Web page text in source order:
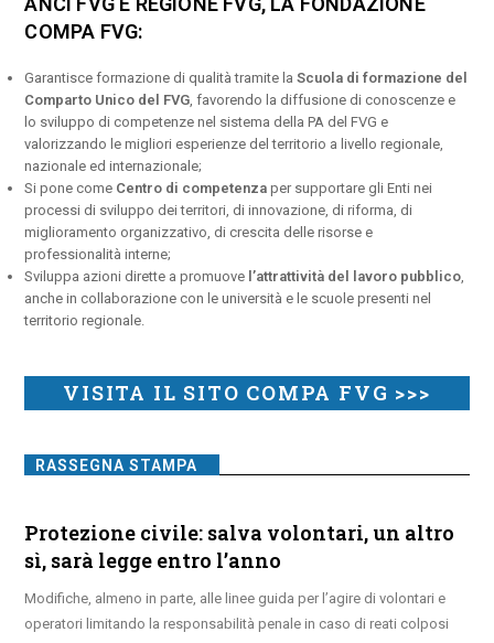
COMPA FVG:
Garantisce formazione di qualità tramite laScuola di formazione del
Comparto Unico del FVG , favorendo la diffusione di conoscenze e
lo sviluppo di competenze nel sistema della PA del FVG e
valorizzando le migliori esperienze del territorio a livello regionale,
nazionale ed internazionale;
Si pone come Centro di competenza per supportare gli Enti nei
processi di sviluppo dei territori, di innovazione, di riforma, di
miglioramento organizzativo, di crescita delle risorse e
professionalità interne;
Sviluppa azioni dirette a promuove l’attrattività del lavoro pubblico
anche in collaborazione con le università e le scuole presenti nel
territorio regionale.
VISITA IL SITO COMPA FVG >>>
RASSEGNA STAMPA
Protezione civile: salva volontari, un altro
sì, sarà legge entro l’anno
Modifiche, almeno in parte, alle linee guida per l’agire di volontari e
operatori limitando la responsabilità penale in caso di reati colposi